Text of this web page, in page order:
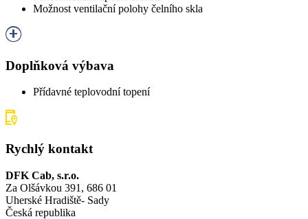
Možnost ventilační polohy čelního skla
Doplňková výbava
Přídavné teplovodní topení
Rychlý kontakt
DFK Cab, s.r.o.
Za Olšávkou 391, 686 01
Uherské Hradiště- Sady
Česká republika